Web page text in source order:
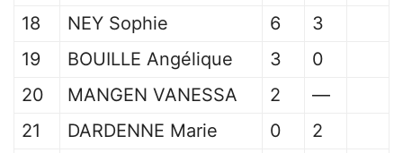
18
NEY Sophie 6
3
19
BOUILLE Angélique 3
0
20
MANGEN VANESSA 2
—
21
DARDENNE Marie 0 2